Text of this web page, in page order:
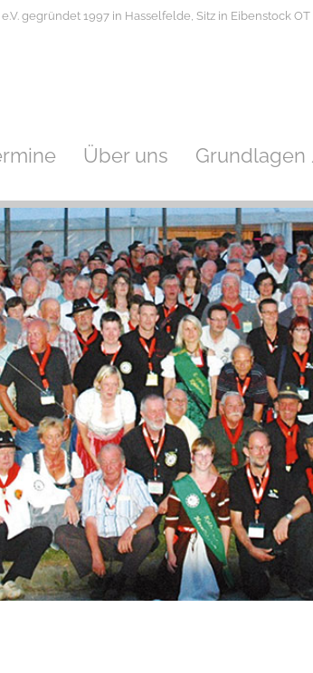
gegründet 1997 in Hasselfelde, Sitz in Eibenstock OT
Über uns